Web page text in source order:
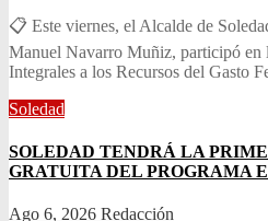
📋 Este viernes, el Alcalde de
Manuel Navarro Muñiz, participó en
Integrales a los Recursos del Gasto
Soledad
SOLEDAD TENDRÁ LA
GRATUITA DEL PROGRAMA
Ago 6, 2026 Redacción